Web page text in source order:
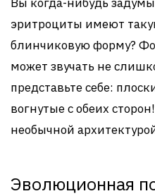
эритроциты имеют
блинчиковую форму?
может звучать не
представьте себе:
вогнутые с обеих
необычной
Эволюционная